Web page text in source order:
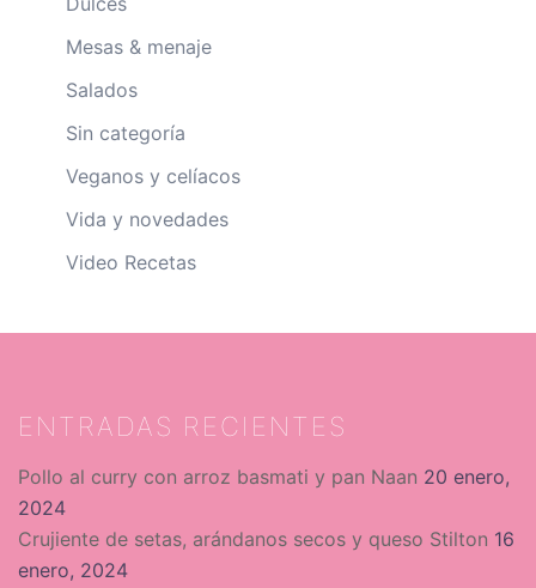
Mesas & menaje
Salados
Sin categoría
Veganos y celíacos
Vida y novedades
Video Recetas
ENTRADAS RECIENTES
Pollo al curry con arroz basmati y pan Naan 20 enero,
2024
Crujiente de setas, arándanos secos y queso Stilton 16
enero, 2024